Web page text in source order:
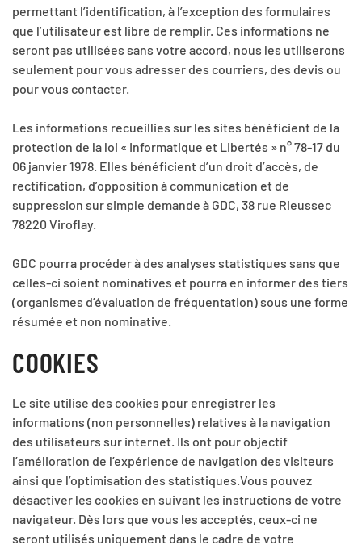
permettant l’identification, à l’exception des formulaires
que l’utilisateur est libre de remplir. Ces informations ne
seront pas utilisées sans votre accord, nous les utiliserons
seulement pour vous adresser des courriers, des devis ou
pour vous contacter.
Les informations recueillies sur les sites bénéficient de la
protection de la loi « Informatique et Libertés » n° 78-17 du
06 janvier 1978. Elles bénéficient d’un droit d’accès, de
rectification, d’opposition à communication et de
suppression sur simple demande à GDC, 38 rue Rieussec
78220 Viroflay.
GDC pourra procéder à des analyses statistiques sans que
celles-ci soient nominatives et pourra en informer des tiers
(organismes d’évaluation de fréquentation) sous une forme
résumée et non nominative.
COOKIES
Le site utilise des cookies pour enregistrer les
informations (non personnelles) relatives à la navigation
des utilisateurs sur internet. Ils ont pour objectif
l’amélioration de l’expérience de navigation des visiteurs
ainsi que l’optimisation des statistiques.Vous pouvez
désactiver les cookies en suivant les instructions de votre
navigateur. Dès lors que vous les acceptés, ceux-ci ne
seront utilisés uniquement dans le cadre de votre